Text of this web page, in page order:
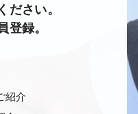
ださい。
登録。
紹介